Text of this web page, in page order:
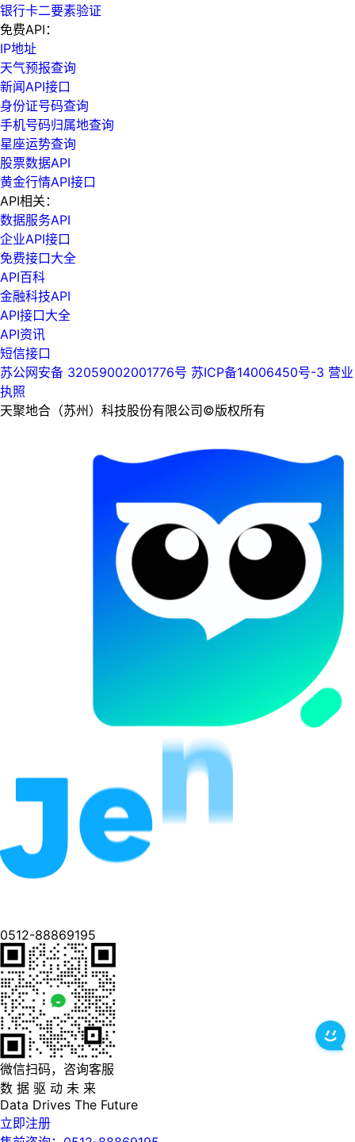
银行卡二要素验证
免费API：
IP地址
天气预报查询
新闻API接口
身份证号码查询
手机号码归属地查询
星座运势查询
股票数据API
黄金行情API接口
API相关：
数据服务API
企业API接口
免费接口大全
API百科
金融科技API
API接口大全
API资讯
短信接口
苏公网安备 32059002001776号 苏ICP备14006450号-3 营业
执照
天聚地合（苏州）科技股份有限公司©版权所有
0512-88869195
微信扫码，咨询客服
数 据 驱 动 未 来
Data Drives The Future
立即注册